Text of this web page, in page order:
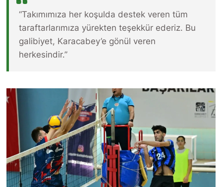
“Takımımıza her koşulda destek veren tüm
taraftarlarımıza yürekten teşekkür ederiz. Bu
galibiyet, Karacabey’e gönül veren
herkesindir.”